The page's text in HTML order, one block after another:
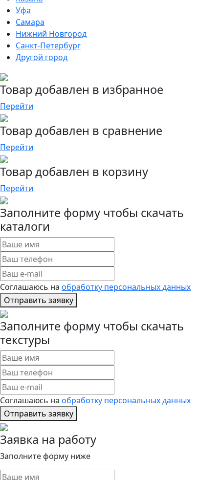
Уфа
Самара
Нижний Новгород
Санкт-Петербург
Другой город
Товар добавлен в избранное
Перейти
Товар добавлен в сравнение
Перейти
Товар добавлен в корзину
Перейти
Заполните форму чтобы скачать
каталоги
Соглашаюсь на обработку персональных данных
Отправить заявку
Заполните форму чтобы скачать
текстуры
Соглашаюсь на обработку персональных данных
Отправить заявку
Заявка на работу
Заполните форму ниже